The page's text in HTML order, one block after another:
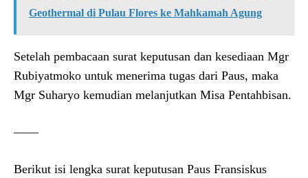
Geothermal di Pulau Flores ke Mahkamah Agung
Setelah pembacaan surat keputusan dan kesediaan Mgr
Rubiyatmoko untuk menerima tugas dari Paus, maka
Mgr Suharyo kemudian melanjutkan Misa Pentahbisan.
——
Berikut isi lengka surat keputusan Paus Fransiskus